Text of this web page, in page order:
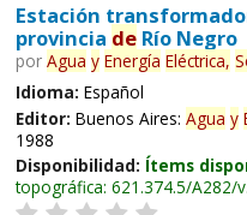
Estación
provincia deRío Negro
por Agua y Energía Eléctrica,
Idioma: Español
Editor: Buenos Aires: Agua y
1988
Disponibilidad: Ítems
topográfica: 621.374.5/A282/